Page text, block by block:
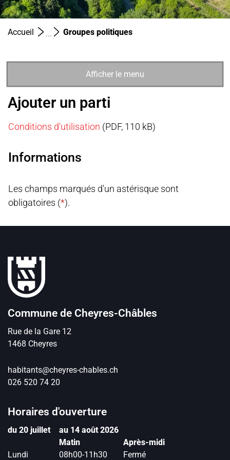
Accueil Groupes politiques(sélectionné)
Afficher le menu
Ajouter un parti
Conditions d'utilisation (PDF, 110 kB)
Informations
Les champs marqués d'un astérisque sont
obligatoires (*).
Commune de Cheyres-Châbles
Rue de la Gare 12
1468 Cheyres
habitants@cheyres-chables.ch
026 520 74 20
Horaires d'ouverture
du 20 juillet
au 14 août 2026
Matin
Après-midi
Lundi
08h00-11h30 Fermé